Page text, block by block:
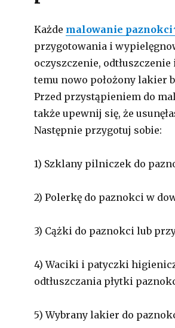
Każde malowanie paznokci
przygotowania i
oczyszczenie,
temu nowo położony lakier
Przed przystąpieniem do
także upewnij się, że
Następnie przygotuj sobie:
1) Szklany pilniczek do
2) Polerkę do paznokci w
3) Cążki do paznokci lub
4) Waciki i patyczki
odtłuszczania płytki
5) Wybrany lakier do